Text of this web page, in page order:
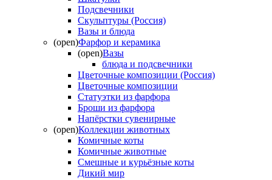
Подсвечники
Скульптуры (Россия)
Вазы и блюда
(open)Фарфор и керамика
(open)Вазы
блюда и подсвечники
Цветочные композиции (Россия)
Цветочные композиции
Статуэтки из фарфора
Броши из фарфора
Напёрстки сувенирные
(open)Коллекции животных
Комичные коты
Комичные животные
Смешные и курьёзные коты
Дикий мир